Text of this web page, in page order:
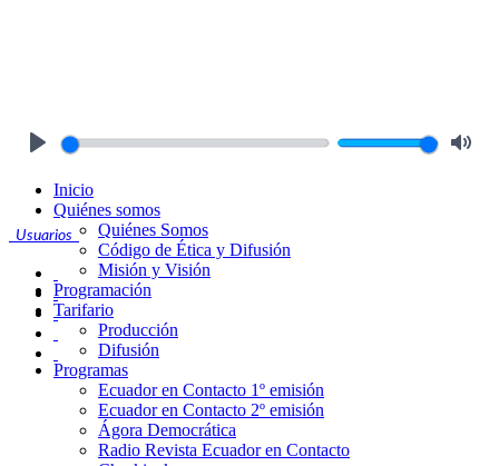
Usuarios
Inicio
Quiénes somos
Quiénes Somos
Código de Ética y Difusión
Misión y Visión
Programación
Tarifario
Producción
Difusión
Programas
Ecuador en Contacto 1º emisión
Ecuador en Contacto 2º emisión
Ágora Democrática
Radio Revista Ecuador en Contacto